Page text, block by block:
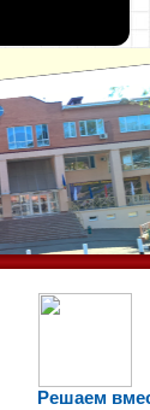
Решаем